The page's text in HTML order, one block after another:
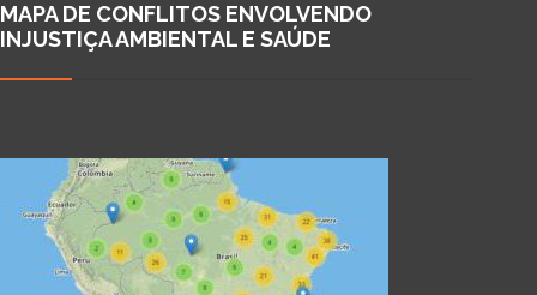
MAPA DE CONFLITOS ENVOLVENDO
INJUSTIÇA AMBIENTAL E SAÚDE